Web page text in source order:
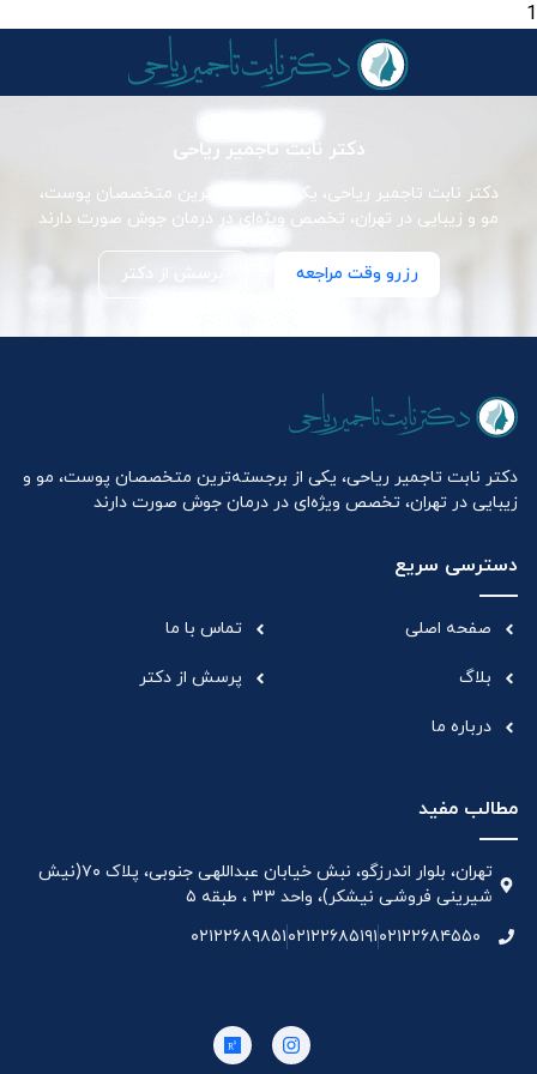
1
دکتر نابت تاجمیر ریاحی
دکتر نابت تاجمیر ریاحی، یکی از برجسته‌ترین متخصصان پوست،
مو و زیبایی در تهران، تخصص ویژه‌ای در درمان جوش صورت دارند
رزرو وقت مراجعه پرسش از دکتر
دکتر نابت تاجمیر ریاحی، یکی از برجسته‌ترین متخصصان پوست، مو و
زیبایی در تهران، تخصص ویژه‌ای در درمان جوش صورت دارند
دسترسی سریع
صفحه اصلی
بلاگ
درباره ما
تماس با ما
پرسش از دکتر
مطالب مفید
تهران، بلوار اندرزگو، نبش خیابان عبداللهی جنوبی، پلاک ۷۰(نیش
شیرینی فروشی نیشکر)، واحد ۳۳ ، طبقه ۵
۰۲۱۲۲۶۸۴۵۵۰۰۲۱۲۲۶۸۵۱۹۱۰۲۱۲۲۶۸۹۸۵۱